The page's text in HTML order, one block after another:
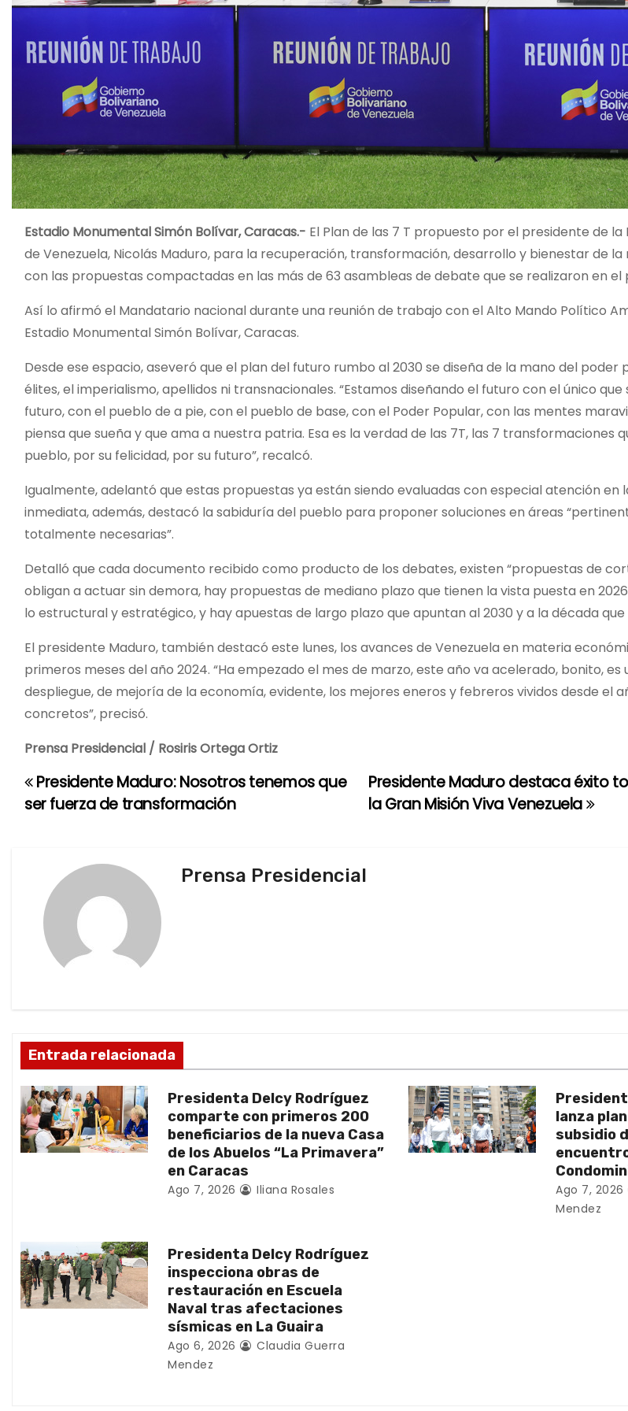
Estadio Monumental Simón Bolívar, Caracas.- El Plan de las 7 T propuesto por el presidente de la
de Venezuela, Nicolás Maduro, para la recuperación, transformación, desarrollo y bienestar de la
con las propuestas compactadas en las más de 63 asambleas de debate que se realizaron en el
Así lo afirmó el Mandatario nacional durante una reunión de trabajo con el Alto Mando Político
Estadio Monumental Simón Bolívar, Caracas.
Desde ese espacio, aseveró que el plan del futuro rumbo al 2030 se diseña de la mano del poder
élites, el imperialismo, apellidos ni transnacionales. “Estamos diseñando el futuro con el único
futuro, con el pueblo de a pie, con el pueblo de base, con el Poder Popular, con las mentes
piensa que sueña y que ama a nuestra patria. Esa es la verdad de las 7T, las 7 transformaciones
pueblo, por su felicidad, por su futuro”, recalcó.
Igualmente, adelantó que estas propuestas ya están siendo evaluadas con especial atención en
inmediata, además, destacó la sabiduría del pueblo para proponer soluciones en áreas
totalmente necesarias”.
Detalló que cada documento recibido como producto de los debates, existen “propuestas de
obligan a actuar sin demora, hay propuestas de mediano plazo que tienen la vista puesta en
lo estructural y estratégico, y hay apuestas de largo plazo que apuntan al 2030 y a la década que
El presidente Maduro, también destacó este lunes, los avances de Venezuela en materia
primeros meses del año 2024. “Ha empezado el mes de marzo, este año va acelerado, bonito, es
despliegue, de mejoría de la economía, evidente, los mejores eneros y febreros vividos desde el
concretos”, precisó.
Prensa Presidencial / Rosiris Ortega Ortiz
N
ó
n
d
e
t
r
a
Presidente Maduro destaca éxito
la Gran Misión Viva Venezuela
Presidente Maduro: Nosotros tenemos que
ser fuerza de transformación
Prensa Presidencial
Entrada relacionada
Presidenta Delcy Rodríguez
comparte con primeros 200
beneficiarios de la nueva Casa
de los Abuelos “La Primavera”
en Caracas
Ago 7, 2026 Iliana Rosales
lanza
subsidio
Ago 7, 2026
Mendez
Presidenta Delcy Rodríguez
inspecciona obras de
restauración en Escuela
Naval tras afectaciones
sísmicas en La Guaira
Ago 6, 2026
Claudia Guerra
Mendez